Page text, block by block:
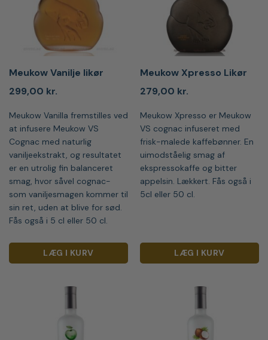
Meukow Vanilje likør
299,00 kr.
Meukow Vanilla fremstilles ved
at infusere Meukow VS
Cognac med naturlig
vaniljeekstrakt, og resultatet
er en utrolig fin balanceret
smag, hvor såvel cognac-
som vaniljesmagen kommer til
sin ret, uden at blive for sød.
Fås også i 5 cl eller 50 cl.
LÆG I KURV
Meukow Xpresso Likør
279,00 kr.
Meukow Xpresso er Meukow
VS cognac infuseret med
frisk-malede kaffebønner. En
uimodståelig smag af
ekspressokaffe og bitter
appelsin. Lækkert. Fås også i
5cl eller 50 cl.
LÆG I KURV